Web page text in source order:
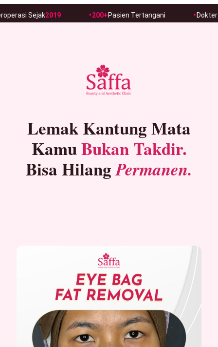
2019 200+ Pasien Tertangani Dokter Aesthetic
Lemak Kantung Mata
KamuBukan Takdir.
Bisa HilangPermanen.